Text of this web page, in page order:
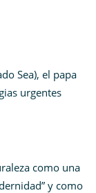
Sea), el papa
urgentes
como una
y como